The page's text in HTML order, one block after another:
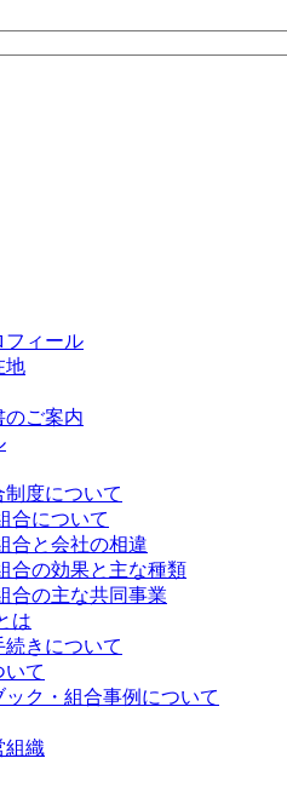
フィール
地
のご案内
制度について
合について
合と会社の相違
合の効果と主な種類
合の主な共同事業
は
続きについて
いて
ック・組合事例について
組織